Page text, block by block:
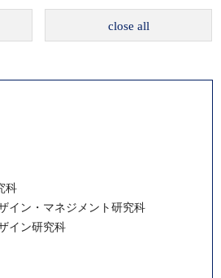
close all
科
イン・マネジメント研究科
イン研究科